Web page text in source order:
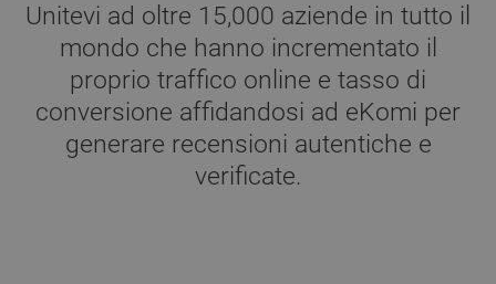
Unitevi ad oltre 15,000 aziende in tutto il
mondo che hanno incrementato il
proprio traffico online e tasso di
conversione affidandosi ad eKomi per
generare recensioni autentiche e
verificate.